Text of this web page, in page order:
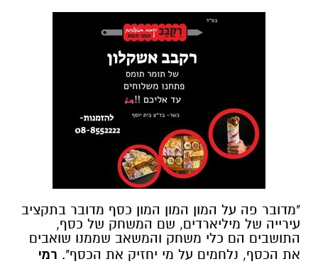
"מדובר פה על המון המון המון כסף מדובר בתקציב
עירייה של מיליארדים, שם המשחק של כסף,
התושבים הם כלי משחק והמשאב שממנו שואבים
את הכסף, נלחמים על מי יחזיק את הכסף". רמי